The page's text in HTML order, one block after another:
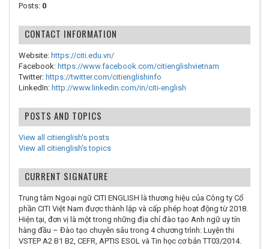
Posts: 0
CONTACT INFORMATION
Website: https://citi.edu.vn/
Facebook: https://www.facebook.com/citienglishvietnam
Twitter: https://twitter.com/citienglishinfo
LinkedIn: http://www.linkedin.com/in/citi-english
POSTS AND TOPICS
View all citienglish's posts
View all citienglish's topics
CURRENT SIGNATURE
Trung tâm Ngoại ngữ CITI ENGLISH là thương hiệu của Công ty Cổ
phần CITI Việt Nam được thành lập và cấp phép hoạt động từ 2018.
Hiện tại, đơn vị là một trong những địa chỉ đào tạo Anh ngữ uy tín
hàng đầu – Đào tạo chuyên sâu trong 4 chương trình: Luyện thi
VSTEP A2 B1 B2, CEFR, APTIS ESOL và Tin học cơ bản TT03/2014.